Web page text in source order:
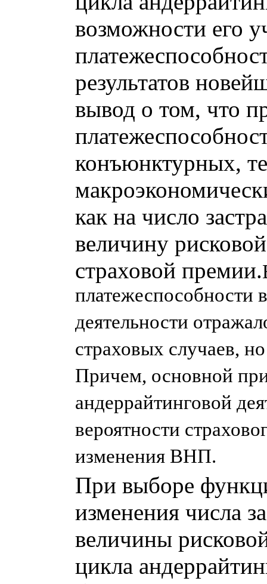
возможности его
результатов
вывод о том, что
конъюнктурных,
как на число
величину
страховой премии.
платежеспособности
деятельности
страховых случаев,
Причем, основной
андеррайтинговой
вероятности
изменения ВНП.
При выборе
изменения числа
величины
цикла